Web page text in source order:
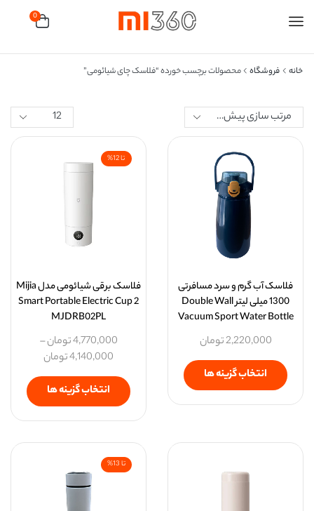
0
خانه فروشگاه محصولات برچسب خورده “فلاسک چای شیائومی”
فلاسک آب گرم و سرد مسافرتی
1300 میلی لیتر Double Wall
Vacuum Sport Water Bottle
2,220,000تومان
انتخاب گزینه ها
تا 12%
فلاسک برقی شیائومی مدل Mijia
Smart Portable Electric Cup 2
MJDRB02PL
4,770,000تومان–
4,140,000تومان
انتخاب گزینه ها
تا 13%